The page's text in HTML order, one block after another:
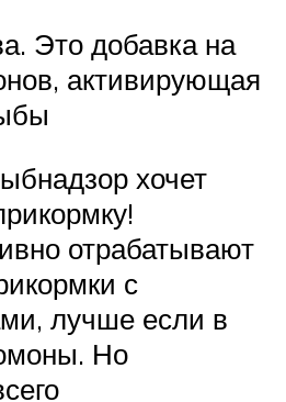
Это добавка на
активирующая
хочет
отрабатывают
с
лучше если в
Но